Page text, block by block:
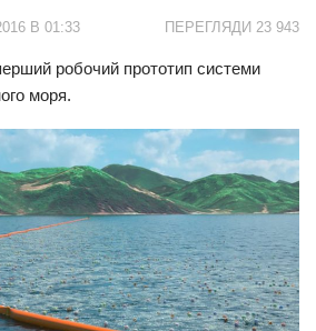
ПЕРЕГЛЯДИ 23 943
В 01:33
робочий прототип системи
моря.